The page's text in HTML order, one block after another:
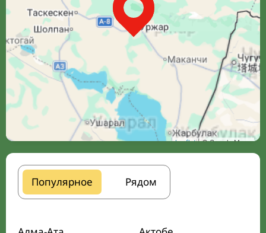
Leaflet| © Google Maps
Популярное Рядом